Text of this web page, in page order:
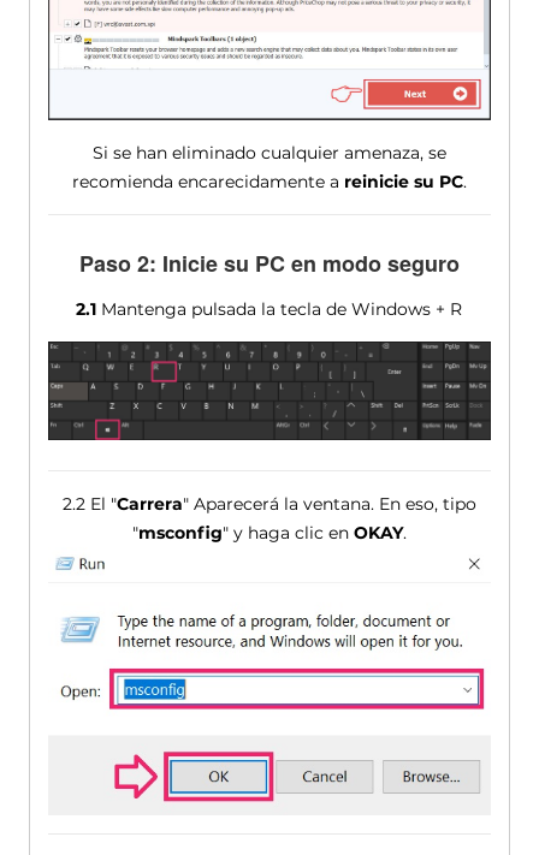
Si se han eliminado cualquier amenaza, se
recomienda encarecidamente a reinicie su PC.
Paso 2: Inicie su PC en modo seguro
2.1 Mantenga pulsada la tecla de Windows + R
2.2 El "Carrera" Aparecerá la ventana. En eso, tipo
"msconfig" y haga clic en OKAY.